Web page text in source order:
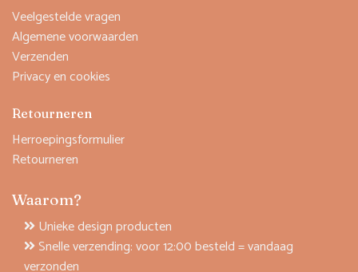
Veelgestelde vragen
Algemene voorwaarden
Verzenden
Privacy en cookies
Retourneren
Herroepingsformulier
Retourneren
Waarom?
Unieke design producten
Snelle verzending: voor 12:00 besteld = vandaag
verzonden